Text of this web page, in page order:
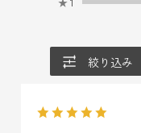
絞り込み